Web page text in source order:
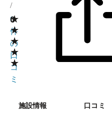
/
★
★
★
★
★
0
0
件
の
口
コ
ミ
施設情報 口コミ